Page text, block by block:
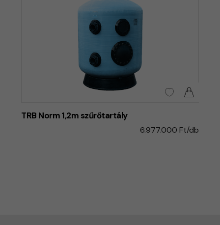
TRB Norm 1,2m szűrőtartály
6.977.000 Ft/db